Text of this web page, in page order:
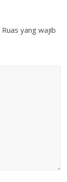
Ruas yang wajib